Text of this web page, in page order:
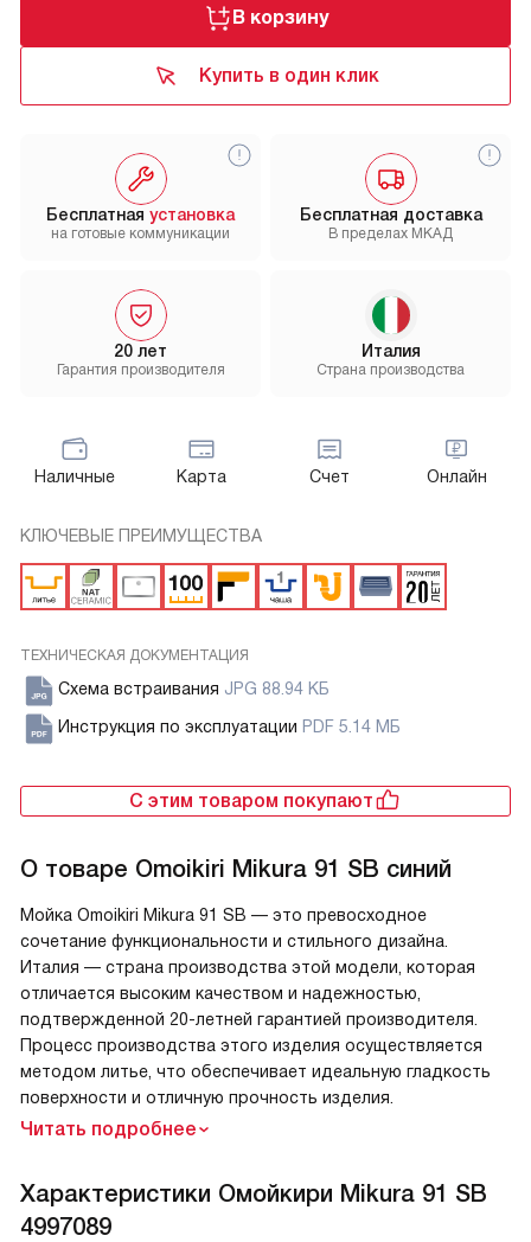
В корзину
Купить в один клик
Бесплатная доставка
В пределах МКАД
20 лет
Гарантия производителя
Бесплатная установка
на готовые коммуникации
Италия
Страна производства
Наличные Карта Счет Онлайн
КЛЮЧЕВЫЕ ПРЕИМУЩЕСТВА
ТЕХНИЧЕСКАЯ ДОКУМЕНТАЦИЯ
Схема встраивания JPG 88.94 КБ
Инструкция по эксплуатации PDF 5.14 МБ
С этим товаром покупают
О товаре Omoikiri Mikura 91 SB синий
Мойка Omoikiri Mikura 91 SB — это превосходное
сочетание функциональности и стильного дизайна.
Италия — страна производства этой модели, которая
отличается высоким качеством и надежностью,
подтвержденной 20-летней гарантией производителя.
Процесс производства этого изделия осуществляется
методом литье, что обеспечивает идеальную гладкость
поверхности и отличную прочность изделия.
Читать подробнее
Характеристики Омойкири Mikura 91 SB
4997089